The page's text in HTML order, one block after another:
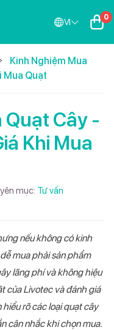
VI 0
Kinh Nghiệm Mua
Mua Quạt
Quạt Cây -
Khi Mua
mục: Tư vấn
nếu không có kinh
mua phải sản phẩm
lãng phí và không hiệu
của Livotec và đánh giá
rõ các loại quạt cây
cân nhắc khi chọn mua.